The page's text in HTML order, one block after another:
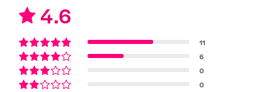
4.6
11
6
0
0